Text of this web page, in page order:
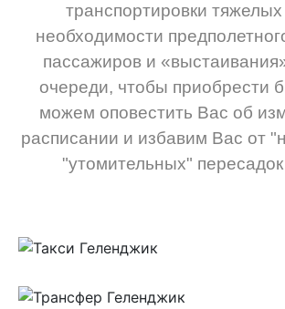
транспортировки тяжелых
необходимости
пассажиров и
очереди, чтобы приобрести
можем оповестить Вас об
расписании и избавим Вас от
"утомительных" пересадок